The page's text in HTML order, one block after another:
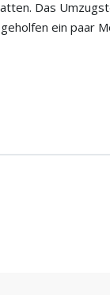
Das
ein paar